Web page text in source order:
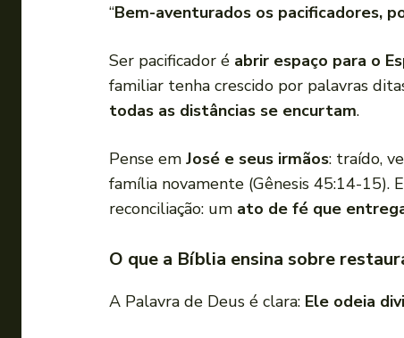
“Bem-aventurados os pacificadores,
Ser pacificador é abrir espaço para o
familiar tenha crescido por palavras
todas as distâncias se encurtam.
Pense em José e seus irmãos: traído,
família novamente (Gênesis 45:14-15).
reconciliação: um ato de fé que
O que a Bíblia ensina sobre
A Palavra de Deus é clara: Ele odeia